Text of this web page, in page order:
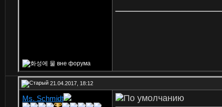
21.04.2017, 18:12
Ms. Schmidt